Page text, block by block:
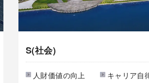
S(社会)
人財価値の向上
キャリア自